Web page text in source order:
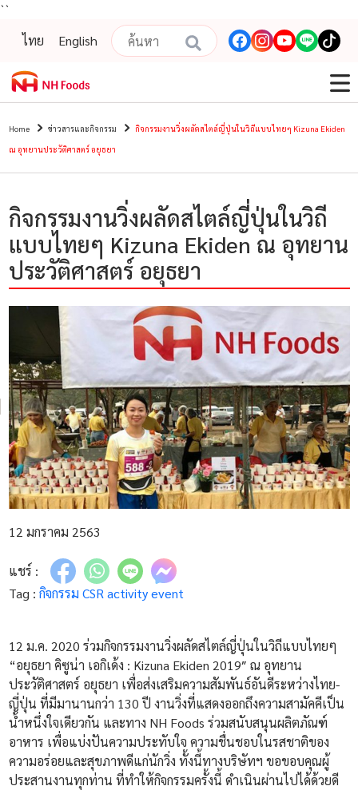
``
ไทย
English
Home ข่าวสารและกิจกรรม
กิจกรรมงานวิ่งผลัดสไตล์ญี่ปุ่นในวิถีแบบไทยๆ Kizuna Ekiden
ณ อุทยานประวัติศาสตร์ อยุธยา
กิจกรรมงานวิ่งผลัดสไตล์ญี่ปุ่นในวิถี
แบบไทยๆ Kizuna Ekiden ณ อุทยาน
ประวัติศาสตร์ อยุธยา
12 มกราคม 2563
แชร์ :
Tag : กิจกรรม CSR activity event
12 ม.ค. 2020 ร่วมกิจกรรมงานวิ่งผลัดสไตล์ญี่ปุ่นในวิถีแบบไทยๆ
“อยุธยา คิซูน่า เอกิเด้ง : Kizuna Ekiden 2019″ ณ อุทยาน
ประวัติศาสตร์ อยุธยา เพื่อส่งเสริมความสัมพันธ์อันดีระหว่างไทย-
ญี่ปุ่น ที่มีมานานกว่า 130 ปี งานวิ่งที่แสดงออกถึงความสามัคคีเป็น
น้ำหนึ่งใจเดียวกัน และทาง NH Foods ร่วมสนับสนุนผลิตภัณฑ์
อาหาร เพื่อแบ่งปันความประทับใจ ความชื่นชอบในรสชาติของ
ความอร่อยและสุขภาพดีแก่นักวิ่ง ทั้งนี้ทางบริษัทฯ ขอขอบคุณผู้
ประสานงานทุกท่าน ที่ทำให้กิจกรรมครั้งนี้ ดำเนินผ่านไปได้ด้วยดี